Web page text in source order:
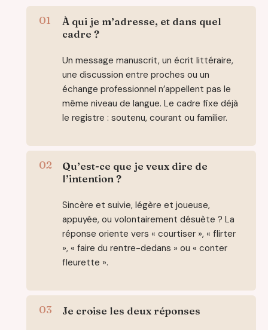
À qui je m’adresse, et dans quel
cadre ?
Un message manuscrit, un écrit littéraire,
une discussion entre proches ou un
échange professionnel n’appellent pas le
même niveau de langue. Le cadre fixe déjà
le registre : soutenu, courant ou familier.
Qu’est-ce que je veux dire de
l’intention ?
Sincère et suivie, légère et joueuse,
appuyée, ou volontairement désuète ? La
réponse oriente vers « courtiser », « flirter
», « faire du rentre-dedans » ou « conter
fleurette ».
Je croise les deux réponses